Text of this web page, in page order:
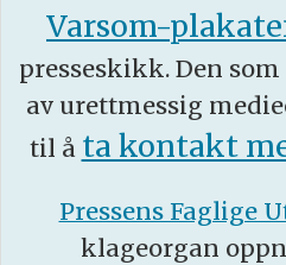
Varsom-
presseskikk. Den
av urettmessig
til å ta kontakt
Pressens Faglige
klageorgan